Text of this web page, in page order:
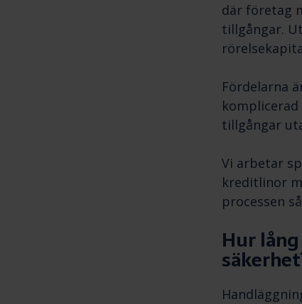
där företag
tillgångar.
Fördelarna
tillgångar
Vi arbetar
kreditlinor
processen
Hur